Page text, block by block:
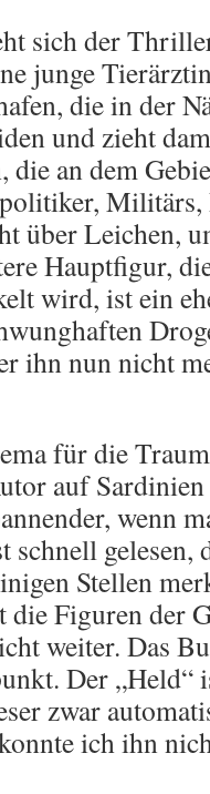
sich der
junge
die in der
und zieht
die an dem
über Leichen,
Hauptfigur,
wird, ist ein
ihn nun nicht
für die
auf
wenn
gelesen,
Stellen
die Figuren
weiter. Das
Der „Held“
zwar
ich ihn